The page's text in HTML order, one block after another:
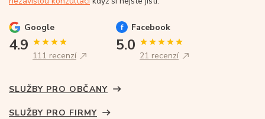
Google
4.9
111 recenzí
Facebook
5.0
21 recenzí
SLUŽBY PRO OBČANY
SLUŽBY PRO FIRMY